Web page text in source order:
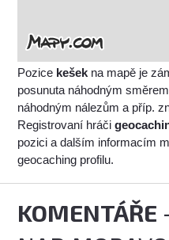
Pozice kešek na mapě je
posunuta náhodným
náhodným nálezům a příp.
Registrovaní hráči
pozici a dalším informacím
geocaching profilu.
KOMENTÁŘE